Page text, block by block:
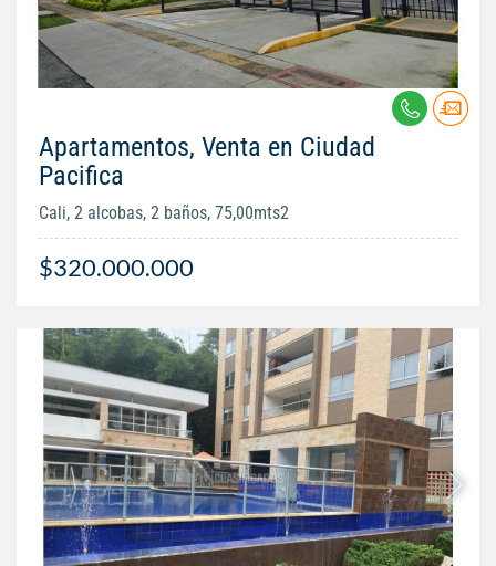
Apartamentos, Venta en Ciudad
Pacifica
Cali, 2 alcobas, 2 baños, 75,00mts2
$320.000.000